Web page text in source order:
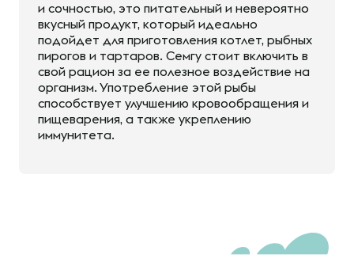
и сочностью, это питательный и невероятно
вкусный продукт, который идеально
подойдет для приготовления котлет, рыбных
пирогов и тартаров. Семгу стоит включить в
свой рацион за ее полезное воздействие на
организм. Употребление этой рыбы
способствует улучшению кровообращения и
пищеварения, а также укреплению
иммунитета.